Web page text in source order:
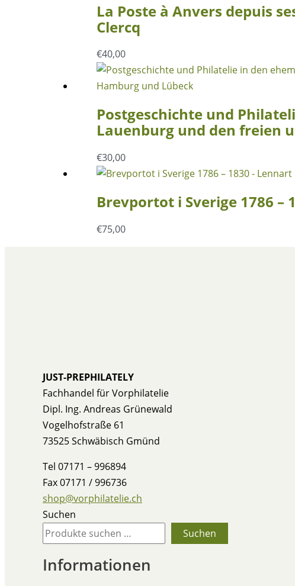
La Poste à Anvers depuis
Clercq
€40,00
Postgeschichte und
Lauenburg und den freien
€30,00
Brevportot i Sverige 1786 –
€75,00
JUST-PREPHILATELY
Fachhandel für Vorphilatelie
Dipl. Ing. Andreas Grünewald
Vogelhofstraße 61
73525 Schwäbisch Gmünd
Tel 07171 – 996894
Fax 07171 / 996736
shop@vorphilatelie.ch
Suchen
Suchen
Informationen